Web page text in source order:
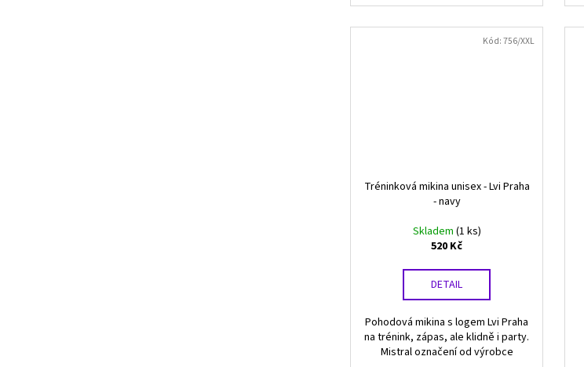
Tréninková mikina unisex - Lvi Praha
- navy
Skladem (1 ks)
520 Kč
DETAIL
Pohodová mikina s logem Lvi Praha
na trénink, zápas, ale klidně i party.
Mistral označení od výrobce
Kód:756/XXL